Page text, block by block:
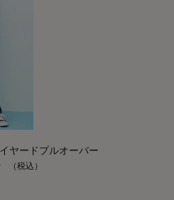
ヤードプルオーバー
（税込）